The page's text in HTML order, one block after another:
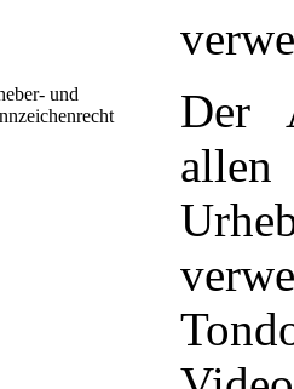
und
Der